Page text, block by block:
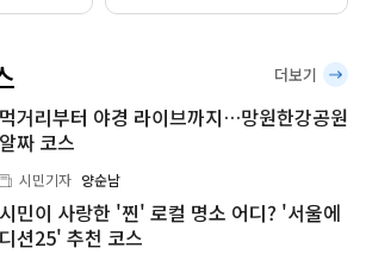
먹거리부터 야경 라이브까지…망원한강공원
알짜 코스
시민기자 양순남
시민이 사랑한 '찐' 로컬 명소 어디? '서울에
디션25' 추천 코스
더보기